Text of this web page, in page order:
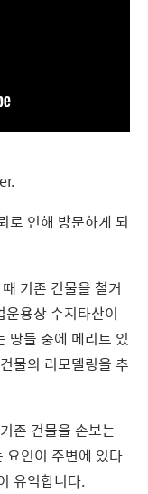
로 인해 방문하게 되
기존 건물을 철거
용상 수지타산이
땅들 중에 메리트 있
물의 리모델링을 추
존 건물을 손보는
요인이 주변에 있다
유익합니다.